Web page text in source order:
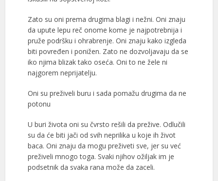
Zato su oni prema drugima blagi i nežni. Oni znaju
da upute lepu reč onome kome je najpotrebnija i
pruže podršku i ohrabrenje. Oni znaju kako izgleda
biti povređen i ponižen. Zato ne dozvoljavaju da se
iko njima blizak tako oseća. Oni to ne žele ni
najgorem neprijatelju.
Oni su preživeli buru i sada pomažu drugima da ne
potonu
U buri života oni su čvrsto rešili da prežive. Odlučili
su da će biti jači od svih neprilika u koje ih život
baca. Oni znaju da mogu preživeti sve, jer su već
preživeli mnogo toga. Svaki njihov ožiljak im je
podsetnik da svaka rana može da zaceli.